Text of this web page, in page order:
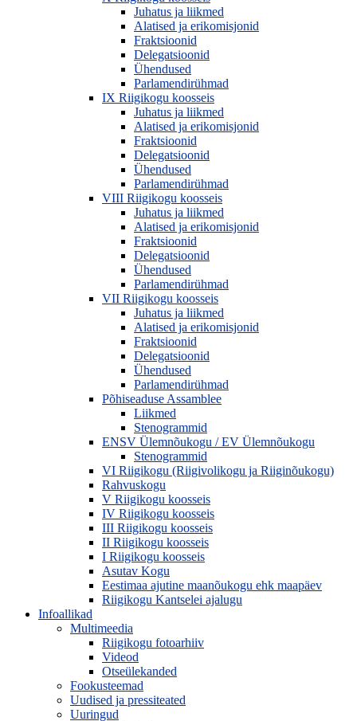
Juhatus ja liikmed
Alatised ja erikomisjonid
Fraktsioonid
Delegatsioonid
Ühendused
Parlamendirühmad
IX Riigikogu koosseis
Juhatus ja liikmed
Alatised ja erikomisjonid
Fraktsioonid
Delegatsioonid
Ühendused
Parlamendirühmad
VIII Riigikogu koosseis
Juhatus ja liikmed
Alatised ja erikomisjonid
Fraktsioonid
Delegatsioonid
Ühendused
Parlamendirühmad
VII Riigikogu koosseis
Juhatus ja liikmed
Alatised ja erikomisjonid
Fraktsioonid
Delegatsioonid
Ühendused
Parlamendirühmad
Põhiseaduse Assamblee
Liikmed
Stenogrammid
ENSV Ülemnõukogu / EV Ülemnõukogu
Stenogrammid
VI Riigikogu (Riigivolikogu ja Riiginõukogu)
Rahvuskogu
V Riigikogu koosseis
IV Riigikogu koosseis
III Riigikogu koosseis
II Riigikogu koosseis
I Riigikogu koosseis
Asutav Kogu
Eestimaa ajutine maanõukogu ehk maapäev
Riigikogu Kantselei ajalugu
Infoallikad
Multimeedia
Riigikogu fotoarhiiv
Videod
Otseülekanded
Fookusteemad
Uudised ja pressiteated
Uuringud